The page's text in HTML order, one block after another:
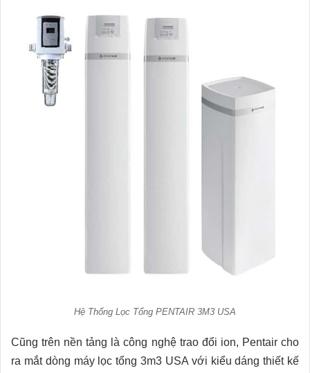
Hệ Thống Lọc Tổng PENTAIR 3M3 USA
Cũng trên nền tảng là công nghệ trao đổi ion, Pentair cho
ra mắt dòng máy lọc tổng 3m3 USA với kiểu dáng thiết kế